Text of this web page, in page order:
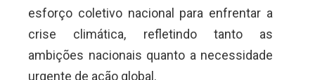
esforço coletivo nacional para enfrentar a
crise climática, refletindo tanto as
ambições nacionais quanto a necessidade
urgente de ação global.